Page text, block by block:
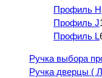
Профиль H
Профиль J
Профиль L
Ручка выбора
Ручка дверцы (